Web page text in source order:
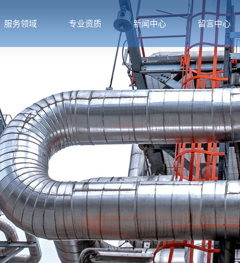
服务领域
金行业
用工程
物医药
压堵漏
压开孔
工现场
专业资质 新闻中心
公司新闻
行业新闻
技术知识
留言中心